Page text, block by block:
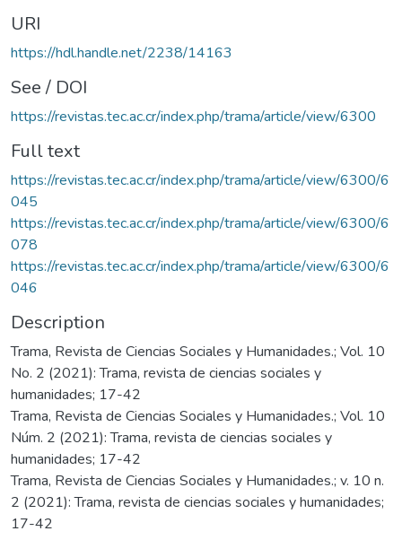
URI
https://hdl.handle.net/2238/14163
See / DOI
https://revistas.tec.ac.cr/index.php/trama/article/view/6300
Full text
https://revistas.tec.ac.cr/index.php/trama/article/view/6300/6
045
https://revistas.tec.ac.cr/index.php/trama/article/view/6300/6
078
https://revistas.tec.ac.cr/index.php/trama/article/view/6300/6
046
Description
Trama, Revista de Ciencias Sociales y Humanidades.; Vol. 10
No. 2 (2021): Trama, revista de ciencias sociales y
humanidades; 17-42
Trama, Revista de Ciencias Sociales y Humanidades.; Vol. 10
Núm. 2 (2021): Trama, revista de ciencias sociales y
humanidades; 17-42
Trama, Revista de Ciencias Sociales y Humanidades.; v. 10 n.
2 (2021): Trama, revista de ciencias sociales y humanidades;
17-42